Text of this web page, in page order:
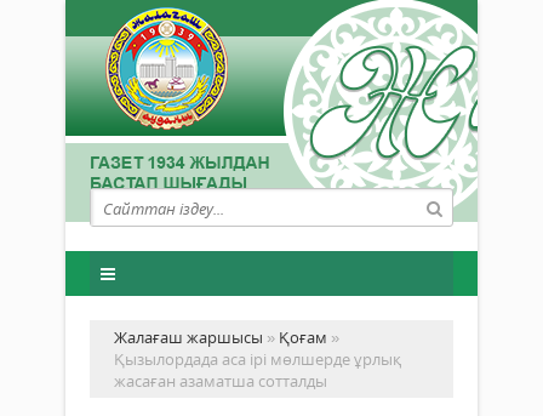
Жалағаш жаршысы » Қоғам »
Қызылордада аса ірі мөлшерде ұрлық
жасаған азаматша сотталды